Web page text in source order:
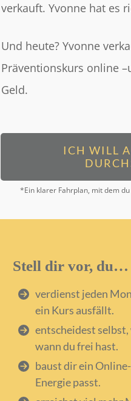
verkauft. Yvonne hat es
Und heute? Yvonne
Präventionskurs online
Geld.
ICH WILL
*Ein klarer Fahrplan, mit dem
Stell dir vor, du…
verdienst jeden
ein Kurs ausfällt.
entscheidest
wann du frei hast.
baust dir ein
Energie passt.